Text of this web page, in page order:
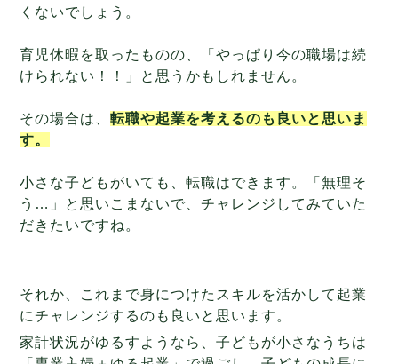
くないでしょう。
育児休暇を取ったものの、「やっぱり今の職場は続
けられない！！」と思うかもしれません。
その場合は、転職や起業を考えるのも良いと思いま
す。
小さな子どもがいても、転職はできます。「無理そ
う…」と思いこまないで、チャレンジしてみていた
だきたいですね。
それか、これまで身につけたスキルを活かして起業
にチャレンジするのも良いと思います。
家計状況がゆるすようなら、子どもが小さなうちは